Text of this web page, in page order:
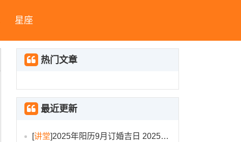
星座
热门文章
最近更新
[讲堂]2025年阳历9月订婚吉日 2025年9月订婚吉日有哪几天